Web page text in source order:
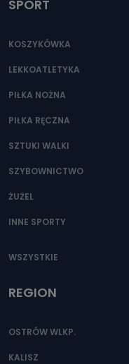
SPORT
KOSZYKÓWKA
LEKKOATLETYKA
PIŁKA NOŻNA
PIŁKA RĘCZNA
SZTUKI WALKI
SZYBOWNICTWO
ŻUŻEL
INNE SPORTY
WSZYSTKIE
REGION
OSTRÓW WLKP.
KALISZ